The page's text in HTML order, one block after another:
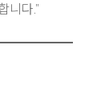
니다.”